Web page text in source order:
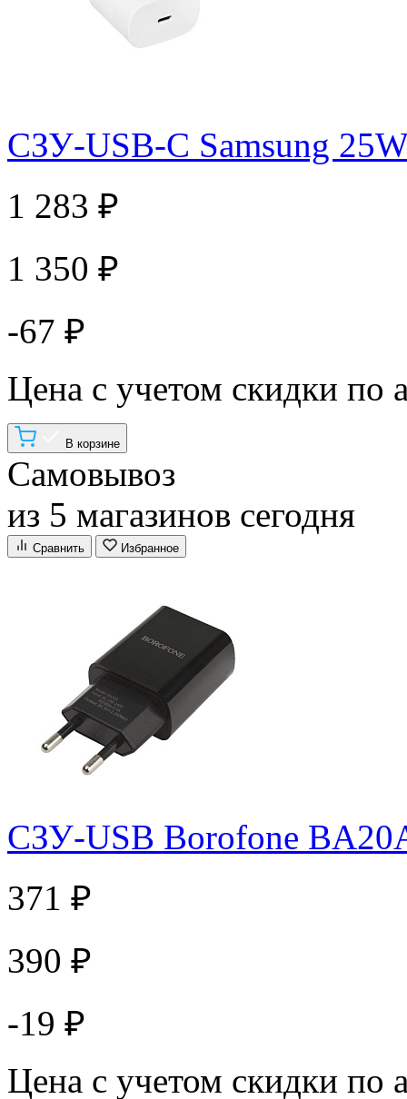
СЗУ-USB-C Samsung
1 283 ₽
1 350 ₽
-67 ₽
Цена с учетом скидки по
В корзине
Самовывоз
из 5 магазинов сегодня
Сравнить Избранное
СЗУ-USB Borofone
371 ₽
390 ₽
-19 ₽
Цена с учетом скидки по